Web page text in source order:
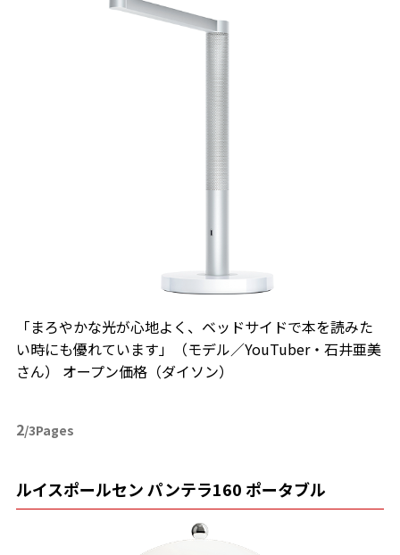
「まろやかな光が心地よく、ベッドサイドで本を読みた
い時にも優れています」（モデル／YouTuber・石井亜美
さん） オープン価格（ダイソン）
2/3Pages
ルイスポールセン パンテラ160 ポータブル